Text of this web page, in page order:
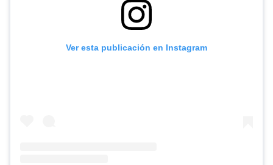
Ver esta publicación en Instagram